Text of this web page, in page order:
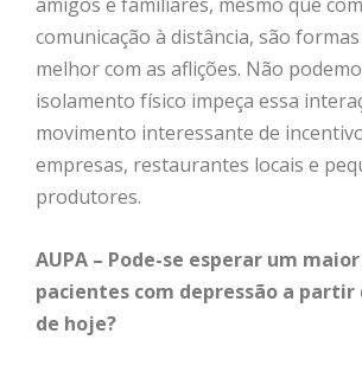
comunicação à distância, são
melhor com as aflições. Não
isolamento físico impeça essa
movimento interessante de
empresas, restaurantes locais e
produtores.
AUPA – Pode-se esperar um
pacientes com depressão a
de hoje?